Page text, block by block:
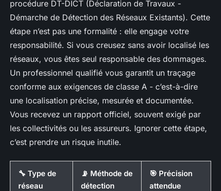
procédure DT-DICT (Déclaration de Travaux -
Démarche de Détection des Réseaux Existants). Cette
étape n’est pas une formalité : elle engage votre
responsabilité. Si vous creusez sans avoir localisé les
réseaux, vous êtes seul responsable des dommages.
Un professionnel qualifié vous garantit un traçage
conforme aux exigences de classe A - c’est-à-dire
une localisation précise, mesurée et documentée.
Vous recevez un rapport officiel, souvent exigé par
les collectivités ou les assureurs. Ignorer cette étape,
c’est prendre un risque inutile.
🔧 Type de
réseau
📡 Méthode de
détection
🎯 Précision
attendue